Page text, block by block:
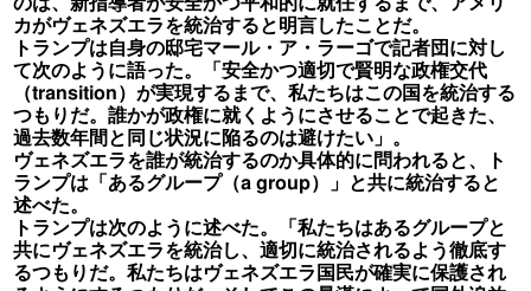
カがヴェネズエラを統治すると明言したことだ。
トランプは自身の邸宅マール・ア・ラーゴで記者団に対し
て次のように語った。「安全かつ適切で賢明な政権交代
（transition）が実現するまで、私たちはこの国を統治する
つもりだ。誰かが政権に就くようにさせることで起きた、
過去数年間と同じ状況に陥るのは避けたい」。
ヴェネズエラを誰が統治するのか具体的に問われると、ト
ランプは「あるグループ（a group）」と共に統治すると
述べた。
トランプは次のように述べた。「私たちはあるグループと
共にヴェネズエラを統治し、適切に統治されるよう徹底す
るつもりだ。私たちはヴェネズエラ国民が確実に保護され